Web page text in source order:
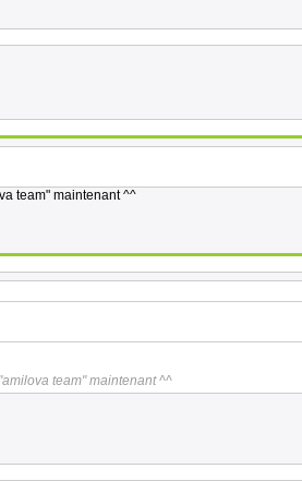
team" maintenant ^^
team" maintenant ^^